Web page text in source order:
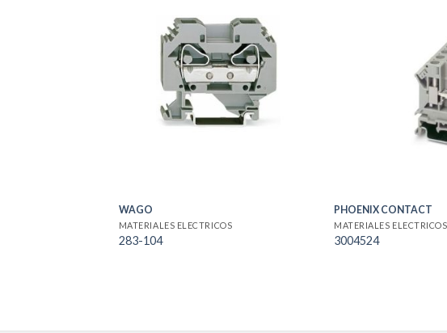
WAGO
MATERIALES ELECTRICOS
283-104
PHOENIX CONTACT
MATERIALES ELECTRICOS
3004524